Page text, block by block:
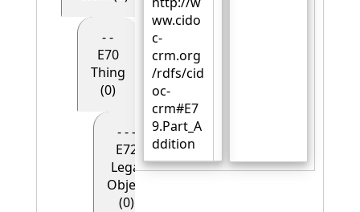
- -
E70
Thing
(0)
- - -
E72
Legal
Object
(0)
ww.cido
c-
crm.org
/rdfs/cid
oc-
crm#E7
9.Part_A
ddition